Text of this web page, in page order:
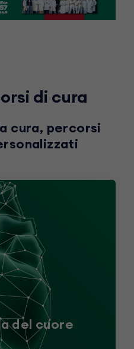
di cura
cura, percorsi
del cuore